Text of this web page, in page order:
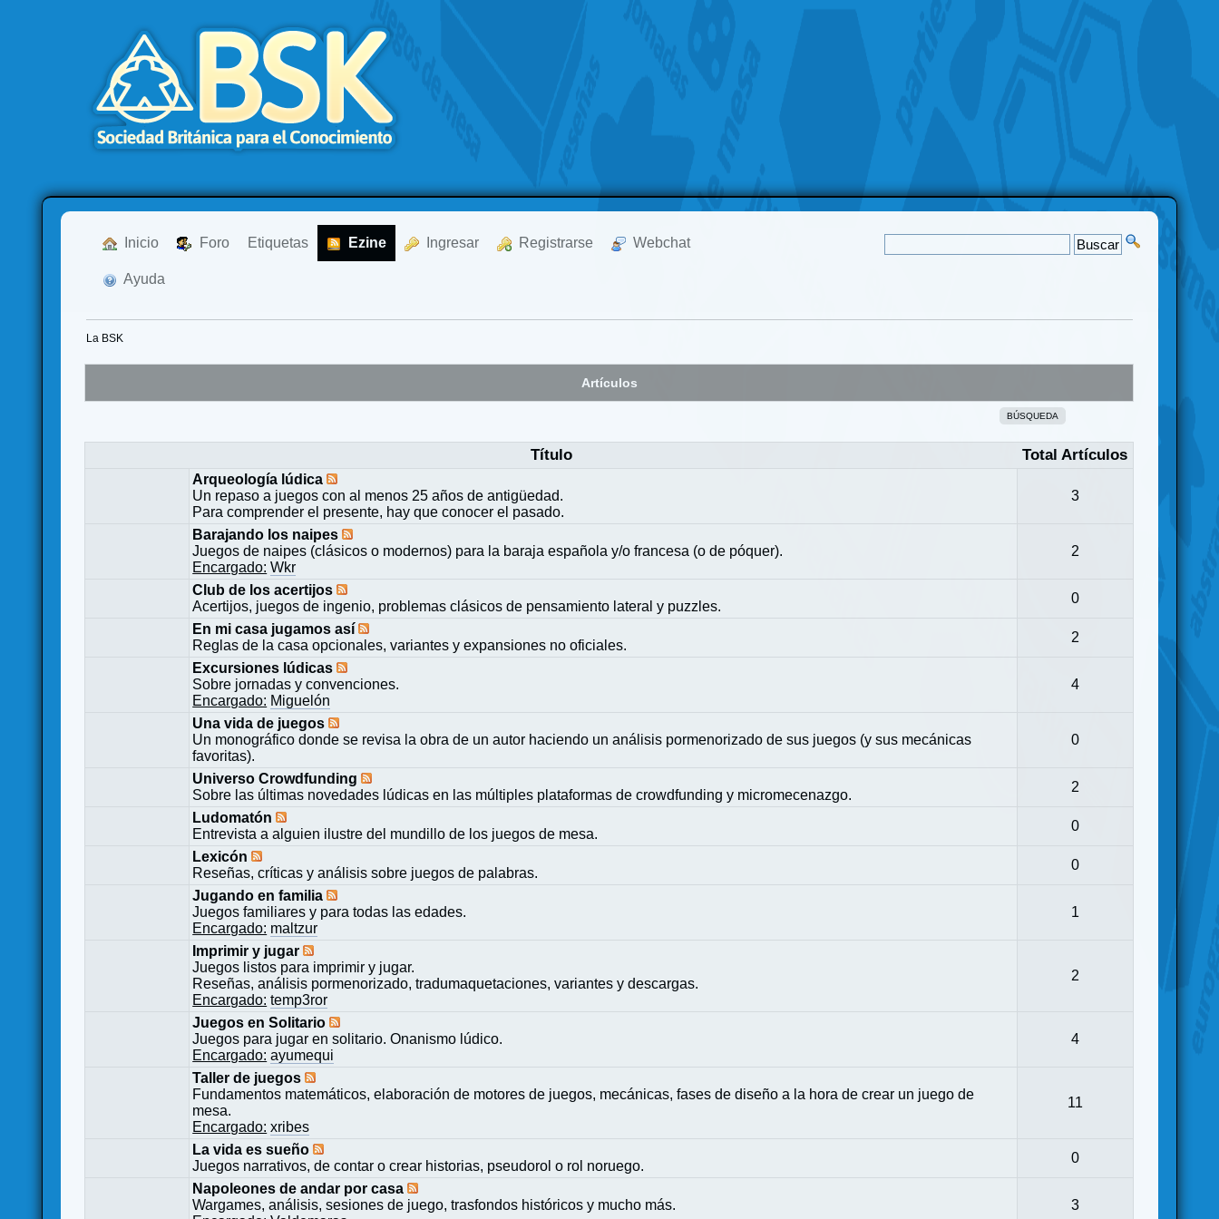
Inicio Foro Etiquetas Ezine Ingresar Registrarse Webchat
Ayuda
La BSK
Artículos
BÚSQUEDA
Título Total Artículos
Arqueología lúdica
Un repaso a juegos con al menos 25 años de antigüedad.
Para comprender el presente, hay que conocer el pasado.
3
Barajando los naipes
Juegos de naipes (clásicos o modernos) para la baraja española y/o francesa (o de póquer).
Encargado: Wkr
2
Club de los acertijos
Acertijos, juegos de ingenio, problemas clásicos de pensamiento lateral y puzzles.
0
En mi casa jugamos así
Reglas de la casa opcionales, variantes y expansiones no oficiales.
2
Excursiones lúdicas
Sobre jornadas y convenciones.
Encargado: Miguelón
4
Una vida de juegos
Un monográfico donde se revisa la obra de un autor haciendo un análisis pormenorizado de sus juegos (y sus mecánicas
favoritas).
0
Universo Crowdfunding
Sobre las últimas novedades lúdicas en las múltiples plataformas de crowdfunding y micromecenazgo.
2
Ludomatón
Entrevista a alguien ilustre del mundillo de los juegos de mesa.
0
Lexicón
Reseñas, críticas y análisis sobre juegos de palabras.
0
Jugando en familia
Juegos familiares y para todas las edades.
Encargado: maltzur
1
Imprimir y jugar
Juegos listos para imprimir y jugar.
Reseñas, análisis pormenorizado, tradumaquetaciones, variantes y descargas.
Encargado: temp3ror
2
Juegos en Solitario
Juegos para jugar en solitario. Onanismo lúdico.
Encargado: ayumequi
4
Taller de juegos
Fundamentos matemáticos, elaboración de motores de juegos, mecánicas, fases de diseño a la hora de crear un juego de
mesa.
Encargado: xribes
11
La vida es sueño
Juegos narrativos, de contar o crear historias, pseudorol o rol noruego.
0
Napoleones de andar por casa
Wargames, análisis, sesiones de juego, trasfondos históricos y mucho más.
3